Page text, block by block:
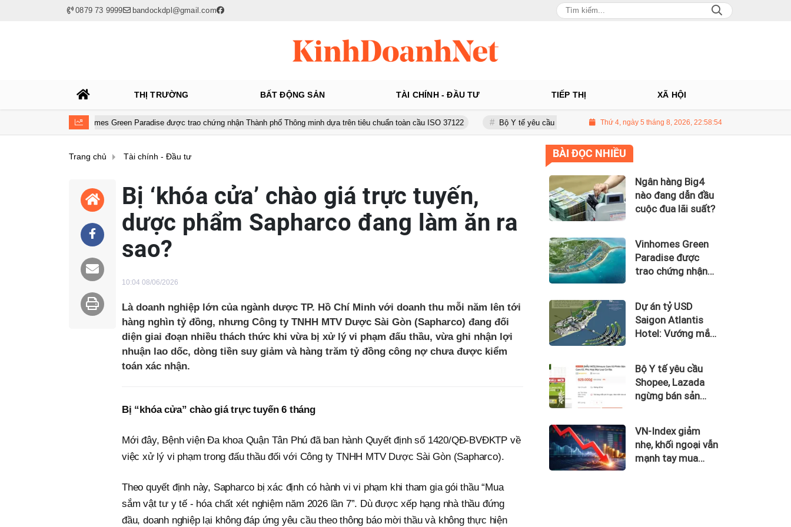
0879 73 9999 bandockdpl@gmail.com
THỊ TRƯỜNG BẤT ĐỘNG SẢN TÀI CHÍNH - ĐẦU TƯ TIẾP THỊ XÃ HỘI
Vinhomes Green Paradise được trao chứng nhận Thành phố Thông minh dựa trên tiêu chuẩn toàn cầu ISO 37122 Bộ Y tế yêu cầu Shopee, Lazada ngừng bán sản phẩm hỗ trợ giảm cân Slimaura Care x3
Thứ 4, ngày 5 tháng 8, 2026, 22:58:55
Trang chủ Tài chính - Đầu tư
Bị ‘khóa cửa’ chào giá trực tuyến,
dược phẩm Sapharco đang làm ăn ra
sao?
10:04 08/06/2026
Là doanh nghiệp lớn của ngành dược TP. Hồ Chí Minh với doanh thu mỗi năm lên tới
hàng nghìn tỷ đồng, nhưng Công ty TNHH MTV Dược Sài Gòn (Sapharco) đang đối
diện giai đoạn nhiều thách thức khi vừa bị xử lý vi phạm đấu thầu, vừa ghi nhận lợi
nhuận lao dốc, dòng tiền suy giảm và hàng trăm tỷ đồng công nợ chưa được kiểm
toán xác nhận.
Bị “khóa cửa” chào giá trực tuyến 6 tháng
Mới đây, Bệnh viện Đa khoa Quận Tân Phú đã ban hành Quyết định số 1420/QĐ-BVĐKTP về
việc xử lý vi phạm trong đấu thầu đối với Công ty TNHH MTV Dược Sài Gòn (Sapharco).
Theo quyết định này, Sapharco bị xác định có hành vi vi phạm khi tham gia gói thầu “Mua
sắm vật tư y tế - hóa chất xét nghiệm năm 2026 lần 7”. Dù được xếp hạng nhà thầu đứng
đầu, doanh nghiệp lại không đáp ứng yêu cầu theo thông báo mời thầu và không thực hiện
BÀI ĐỌC NHIỀU
Ngân hàng Big4
nào đang dẫn đầu
cuộc đua lãi suất?
Vinhomes Green
Paradise được
trao chứng nhận
minh dựa trên tiêu
chuẩn toàn cầu
ISO 37122
Dự án tỷ USD
Saigon Atlantis
Hotel: Vướng mắc
thuê đất và thuế
nghìn tỷ
Bộ Y tế yêu cầu
Shopee, Lazada
ngừng bán sản
cân Slimaura Care
x3
VN-Index giảm
nhẹ, khối ngoại vẫn
mạnh tay mua